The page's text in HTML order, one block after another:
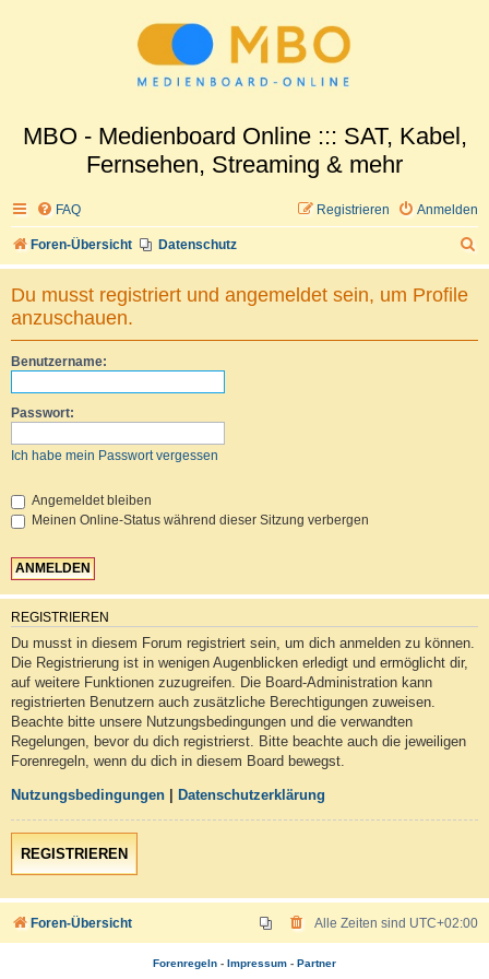
MBO - Medienboard Online ::: SAT, Kabel,
Fernsehen, Streaming & mehr
FAQ Anmelden
Registrieren
Foren-Übersicht Datenschutz
u
Du musst registriert und angemeldet sein, um Profile
anzuschauen.
Benutzername:
Passwort:
Ich habe mein Passwort vergessen
Angemeldet bleiben
Meinen Online-Status während dieser Sitzung verbergen
REGISTRIEREN
Du musst in diesem Forum registriert sein, um dich anmelden zu können.
Die Registrierung ist in wenigen Augenblicken erledigt und ermöglicht dir,
auf weitere Funktionen zuzugreifen. Die Board-Administration kann
registrierten Benutzern auch zusätzliche Berechtigungen zuweisen.
Beachte bitte unsere Nutzungsbedingungen und die verwandten
Regelungen, bevor du dich registrierst. Bitte beachte auch die jeweiligen
Forenregeln, wenn du dich in diesem Board bewegst.
Nutzungsbedingungen Datenschutzerklärung
REGISTRIEREN
Foren-Übersicht Alle Zeiten sind UTC+02:00
Forenregeln - Impressum - Partner